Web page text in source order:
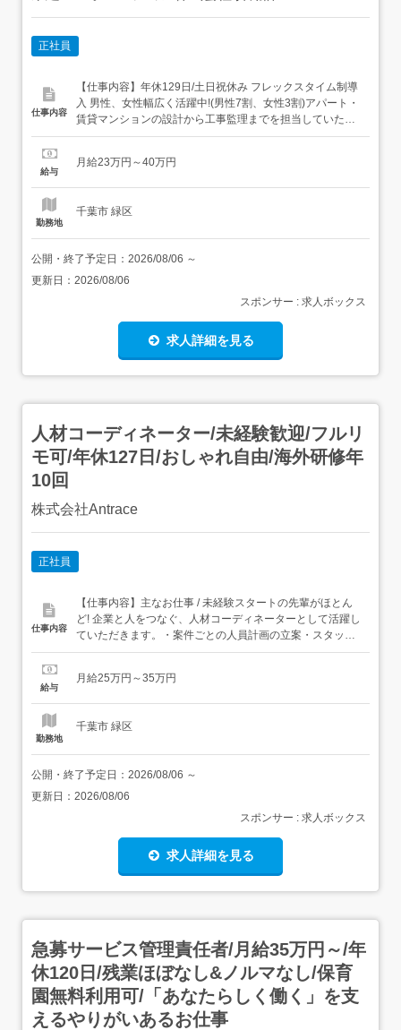
正社員
仕事内容
【仕事内容】年休129日/土日祝休み フレックスタイム制導
入 男性、女性幅広く活躍中!(男性7割、女性3割)アパート・
賃貸マンションの設計から工事監理までを担当していただ
きます。<具体的な仕事内容> 現地調査・役所調査 実施設
指導 など<ポイントは…> 建築業界では、「木造しか建て
給与
月給23万円～40万円
勤務地
千葉市 緑区
公開・終了予定日： 2026/08/06 ～
更新日： 2026/08/06
スポンサー : 求人ボックス
求人詳細を見る
人材コーディネーター/未経験歓迎/フルリ
モ可/年休127日/おしゃれ自由/海外研修年
10回
株式会社Antrace
正社員
仕事内容
【仕事内容】主なお仕事 / 未経験スタートの先輩がほとん
ど! 企業と人をつなぐ、人材コーディネーターとして活躍し
ていただきます。・案件ごとの人員計画の立案・スタッフ
の配置/シフト管理・企業との調整・打ち合わせ・現場メン
および面談業務・企業が求める人材の要件定義・提案業務
給与
月給25万円～35万円
勤務地
千葉市 緑区
公開・終了予定日： 2026/08/06 ～
更新日： 2026/08/06
スポンサー : 求人ボックス
求人詳細を見る
急募サービス管理責任者/月給35万円～/年
休120日/残業ほぼなし&ノルマなし/保育
園無料利用可/「あなたらしく働く」を支
えるやりがいあるお仕事